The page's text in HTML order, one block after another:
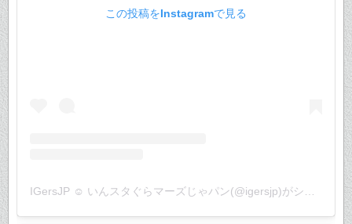
この投稿をInstagramで見る